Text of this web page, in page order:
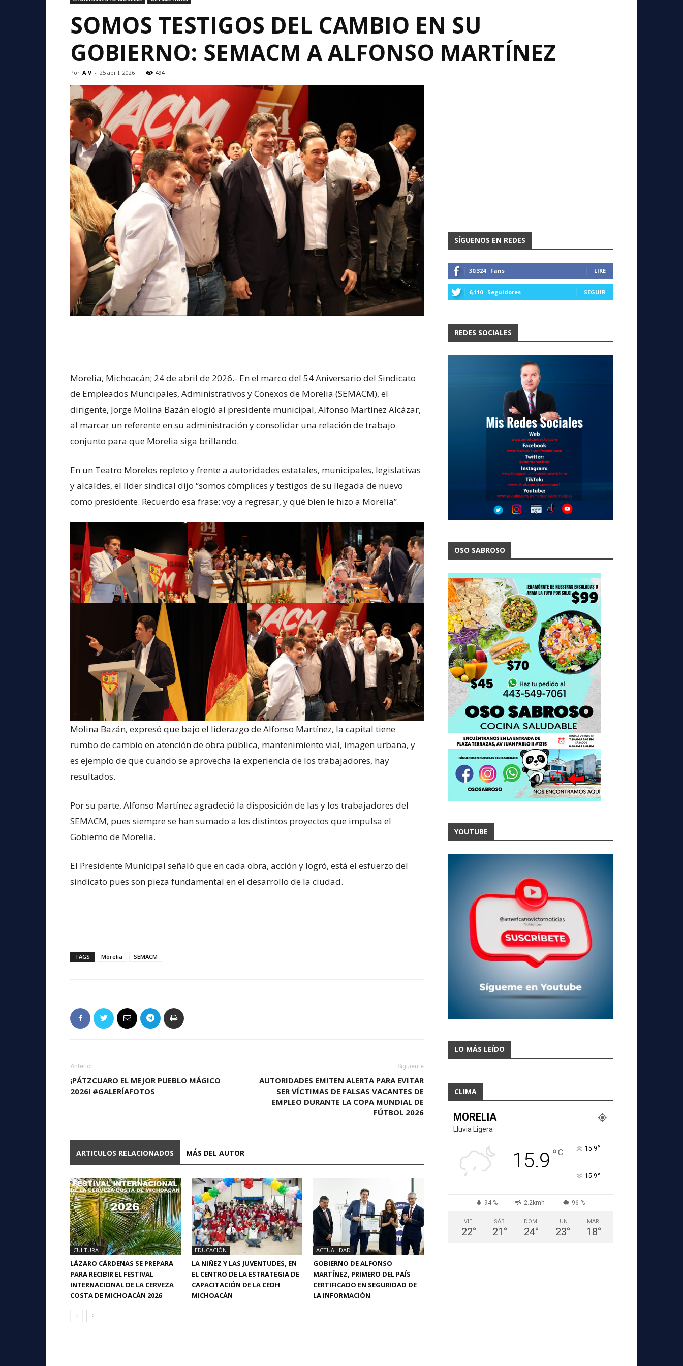
SOMOS TESTIGOS DEL CAMBIO EN SU
GOBIERNO: SEMACM A ALFONSO MARTÍNEZ
Por A V - 25 abril, 2026 494
Morelia, Michoacán; 24 de abril de 2026.- En el marco del 54 Aniversario del Sindicato
de Empleados Muncipales, Administrativos y Conexos de Morelia (SEMACM), el
dirigente, Jorge Molina Bazán elogió al presidente municipal, Alfonso Martínez Alcázar,
al marcar un referente en su administración y consolidar una relación de trabajo
conjunto para que Morelia siga brillando.
En un Teatro Morelos repleto y frente a autoridades estatales, municipales, legislativas
y alcaldes, el líder sindical dijo “somos cómplices y testigos de su llegada de nuevo
como presidente. Recuerdo esa frase: voy a regresar, y qué bien le hizo a Morelia”.
Molina Bazán, expresó que bajo el liderazgo de Alfonso Martínez, la capital tiene
rumbo de cambio en atención de obra pública, mantenimiento vial, imagen urbana, y
es ejemplo de que cuando se aprovecha la experiencia de los trabajadores, hay
resultados.
Por su parte, Alfonso Martínez agradeció la disposición de las y los trabajadores del
SEMACM, pues siempre se han sumado a los distintos proyectos que impulsa el
Gobierno de Morelia.
El Presidente Municipal señaló que en cada obra, acción y logró, está el esfuerzo del
sindicato pues son pieza fundamental en el desarrollo de la ciudad.
TAGS Morelia SEMACM
Anterior
¡PÁTZCUARO EL MEJOR PUEBLO MÁGICO
2026! #GALERÍAFOTOS
Siguiente
AUTORIDADES EMITEN ALERTA PARA EVITAR
SER VÍCTIMAS DE FALSAS VACANTES DE
EMPLEO DURANTE LA COPA MUNDIAL DE
FÚTBOL 2026
ARTICULOS RELACIONADOS MÁS DEL AUTOR
CULTURA
LÁZARO CÁRDENAS SE PREPARA
PARA RECIBIR EL FESTIVAL
INTERNACIONAL DE LA CERVEZA
COSTA DE MICHOACÁN 2026
EDUCACIÓN
LA NIÑEZ Y LAS JUVENTUDES, EN
EL CENTRO DE LA ESTRATEGIA DE
CAPACITACIÓN DE LA CEDH
MICHOACÁN
ACTUALIDAD
GOBIERNO DE ALFONSO
MARTÍNEZ, PRIMERO DEL PAÍS
CERTIFICADO EN SEGURIDAD DE
LA INFORMACIÓN
SÍGUENOS EN REDES
30,324 Fans LIKE
6,110 Seguidores SEGUIR
REDES SOCIALES
OSO SABROSO
YOUTUBE
LO MÁS LEÍDO
CLIMA
MORELIA
Lluvia Ligera
15.9 °C 15.9°
15.9°
94 % 2.2kmh 96 %
VIE
22°
SÁB
21 °
DOM
24°
LUN
23°
MAR
18°